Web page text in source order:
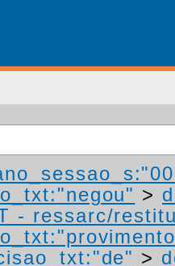
>
- ressarc/
>